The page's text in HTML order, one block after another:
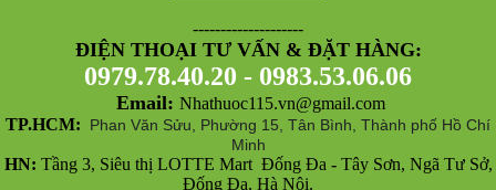
--------------------
ĐIỆN THOẠI TƯ VẤN & ĐẶT HÀNG:
0979.78.40.20 - 0983.53.06.06
Email: Nhathuoc115.vn@gmail.com
TP.HCM: Phan Văn Sửu, Phường 15, Tân Bình, Thành phố Hồ Chí
Minh
HN: Tầng 3, Siêu thị LOTTE Mart Đống Đa - Tây Sơn, Ngã Tư Sở,
Đống Đa, Hà Nội.